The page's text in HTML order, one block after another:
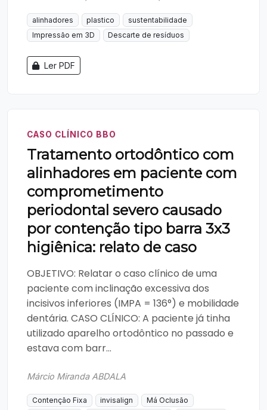
alinhadores plastico
sustentabilidade
Impressão em 3D
Descarte de resíduos
Ler PDF
CASO CLÍNICO BBO
Tratamento ortodôntico com
alinhadores em paciente com
comprometimento
periodontal severo causado
por contenção tipo barra 3x3
higiênica: relato de caso
OBJETIVO: Relatar o caso clínico de uma
paciente com inclinação excessiva dos
incisivos inferiores (IMPA = 136°) e mobilidade
dentária. CASO CLÍNICO: A paciente já tinha
utilizado aparelho ortodôntico no passado e
estava com barr...
Márcio Miranda ABDALA
Contenção Fixa invisalign
Má Oclusão